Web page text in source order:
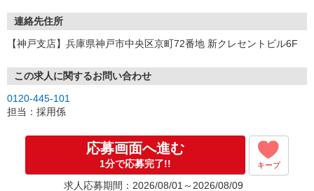
連絡先住所
【神戸支店】兵庫県神戸市中央区京町72番地 新クレセントビル6F
この求人に関するお問い合わせ
0120-445-101
担当：採用係
応募画面へ進む
1分で応募完了!! キープ
求人応募期間：2026/08/01～2026/08/09